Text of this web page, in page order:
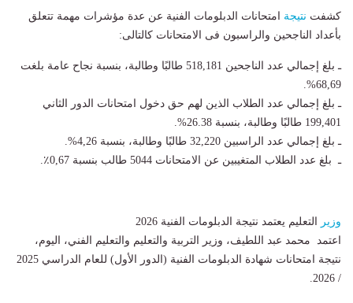
كشفت نتيجة امتحانات الدبلومات الفنية عن عدة مؤشرات مهمة تتعلق
بأعداد الناجحين والراسبون فى الامتحانات كالتالى:
ـ بلغ إجمالي عدد الناجحين 518,181 طالبًا وطالبة، بنسبة نجاح عامة بلغت
68,69%.
ـ بلغ إجمالي عدد الطلاب الذين لهم حق دخول امتحانات الدور الثاني
199,401 طالبًا وطالبة، بنسبة 26.38%.
ـ بلغ إجمالي عدد الراسبين 32,220 طالبًا وطالبة، بنسبة 4,26%.
ـ بلغ عدد الطلاب المتغيبين عن الامتحانات 5044 طالب بنسبة 0,67٪.
وزير التعليم يعتمد نتيجة الدبلومات الفنية 2026
اعتمد محمد عبد اللطيف، وزير التربية والتعليم والتعليم الفني، اليوم،
نتيجة امتحانات شهادة الدبلومات الفنية (الدور الأول) للعام الدراسي 2025
/ 2026.